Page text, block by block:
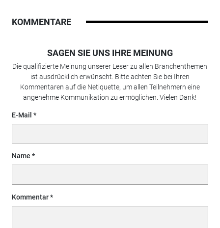
KOMMENTARE
SAGEN SIE UNS IHRE MEINUNG
Die qualifizierte Meinung unserer Leser zu allen Branchenthemen
ist ausdrücklich erwünscht. Bitte achten Sie bei Ihren
Kommentaren auf die Netiquette, um allen Teilnehmern eine
angenehme Kommunikation zu ermöglichen. Vielen Dank!
E-Mail
Name
Kommentar